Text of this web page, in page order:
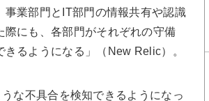
業部門とIT部門の情報共有や認識
にも、各部門がそれぞれの守備
るようになる」（New Relic）。
な不具合を検知できるようになっ